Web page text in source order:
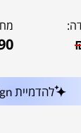
להדמיית AI Design